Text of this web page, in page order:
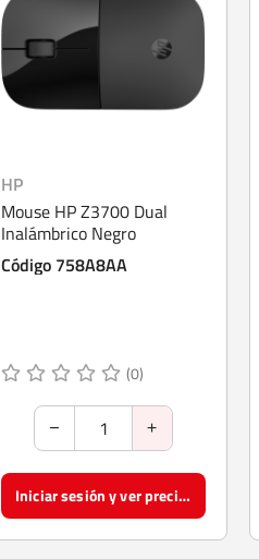
HP
Mouse HP Z3700 Dual
Inalámbrico Negro
Código 758A8AA
(0)
Iniciar sesión y ver precios